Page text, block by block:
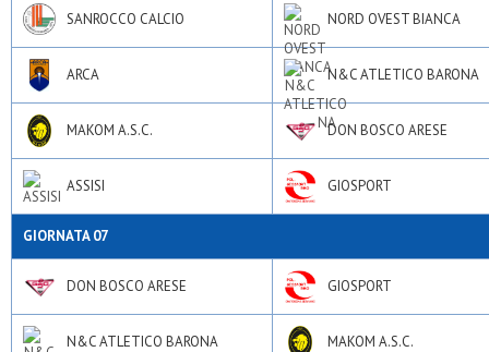
SANROCCO CALCIO NORD OVEST BIANCA
ARCA N&C ATLETICO BARONA
MAKOM A.S.C. DON BOSCO ARESE
ASSISI GIOSPORT
GIORNATA 07
DON BOSCO ARESE GIOSPORT
N&C ATLETICO BARONA MAKOM A.S.C.